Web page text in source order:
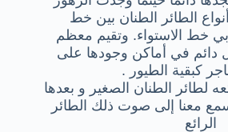
الطائر الطنان بين خط
خط الاستواء. وتقيم معظم
دائم في أماكن وجودها على
كبقية الطيور .
لطائر الطنان الصغير و بعدها
معنا إلى صوت ذلك الطائر
الرائع